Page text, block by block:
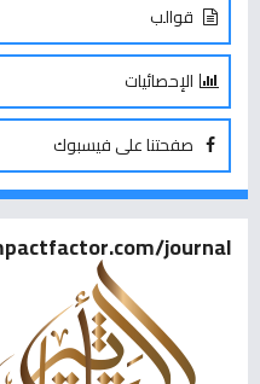
قوالب
الإحصائيات
صفحتنا على فيسبوك
journal//